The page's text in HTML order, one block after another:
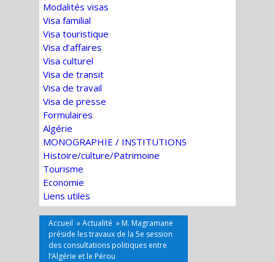
Modalités visas
Visa familial
Visa touristique
Visa d’affaires
Visa culturel
Visa de transit
Visa de travail
Visa de presse
Formulaires
Algérie
MONOGRAPHIE / INSTITUTIONS
Histoire/culture/Patrimoine
Tourisme
Economie
Liens utiles
Accueil »Actualité » M. Magramane
préside les travaux de la 5e session
des consultations politiques entre
l’Algérie et le Pérou